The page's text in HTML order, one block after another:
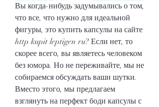
Вы когда-нибудь задумывались о том,
что все, что нужно для идеальной
фигуры, это купить капсулы на сайте
http kupit leptigen ru? Если нет, то
скорее всего, вы являетесь человеком
без юмора. Но не переживайте, мы не
собираемся обсуждать ваши шутки.
Вместо этого, мы предлагаем
взглянуть на перфект боди капсулы с